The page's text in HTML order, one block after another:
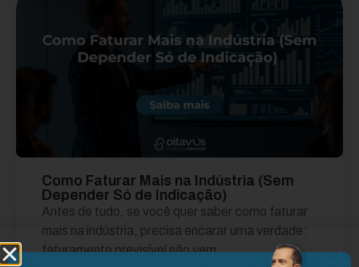
Como Faturar Mais na Indústria (Sem
Depender Só de Indicação)
Antes de tudo, se você quer saber como faturar
mais na indústria, precisa encarar uma verdade:
faturamento previsível não vem...